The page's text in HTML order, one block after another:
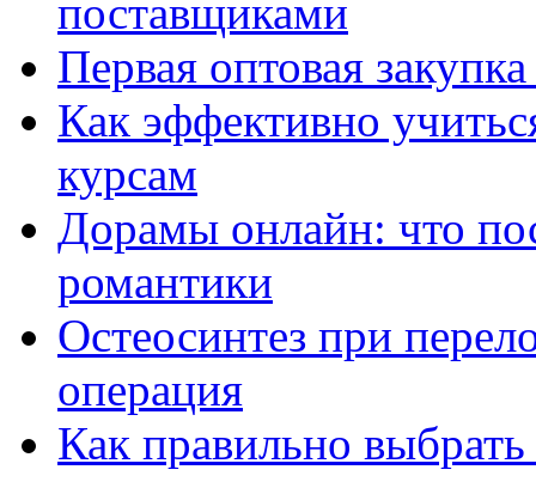
поставщиками
Первая оптовая
Как эффективно
курсам
Дорамы онлайн: что
романтики
Остеосинтез при
операция
Как правильно